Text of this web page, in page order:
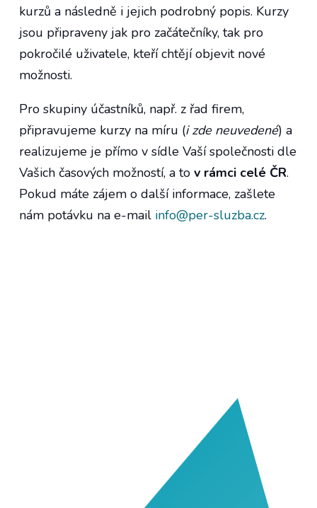
kurzů a následně i jejich podrobný popis. Kurzy
jsou připraveny jak pro začátečníky, tak pro
pokročilé uživatele, kteří chtějí objevit nové
možnosti.
Pro skupiny účastníků, např. z řad firem,
připravujeme kurzy na míru (i zde neuvedené) a
realizujeme je přímo v sídle Vaší společnosti dle
Vašich časových možností, a to v rámci celé ČR.
Pokud máte zájem o další informace, zašlete
nám potávku na e-mail info@per-sluzba.cz.